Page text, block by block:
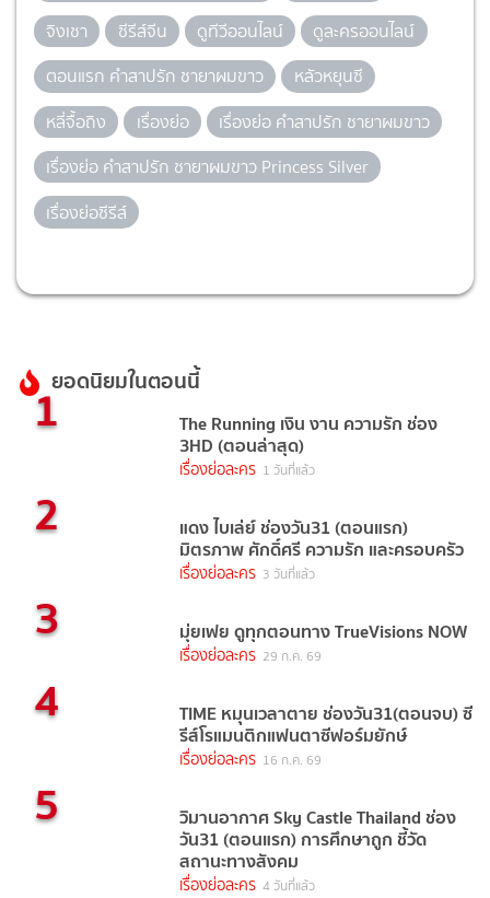
จิงเชา
ซีรีส์จีน ดูทีวีออนไลน์
ดูละครออนไลน์
ตอนแรก คำสาปรัก ชายาผมขาว
หลัวหยุนซี
หลี่จื้อถิง
เรื่องย่อ
เรื่องย่อ คำสาปรัก ชายาผมขาว
เรื่องย่อ คำสาปรัก ชายาผมขาว Princess Silver
เรื่องย่อซีรีส์
ยอดนิยมในตอนนี้
1 The Running เงิน งาน ความรัก ช่อง
3HD (ตอนล่าสุด)
เรื่องย่อละคร 1 วันที่แล้ว
2 แดง ไบเล่ย์ ช่องวัน31 (ตอนแรก)
มิตรภาพ ศักดิ์ศรี ความรัก และครอบครัว
เรื่องย่อละคร 3 วันที่แล้ว
3 มุ่ยเฟย ดูทุกตอนทาง TrueVisions NOW
เรื่องย่อละคร 29 ก.ค. 69
4 TIME หมุนเวลาตาย ช่องวัน31(ตอนจบ) ซี
รีส์โรแมนติกแฟนตาซีฟอร์มยักษ์
เรื่องย่อละคร 16 ก.ค. 69
5 วิมานอากาศ Sky Castle Thailand ช่อง
วัน31 (ตอนแรก) การศึกษาถูก ชี้วัด
สถานะทางสังคม
เรื่องย่อละคร 4 วันที่แล้ว